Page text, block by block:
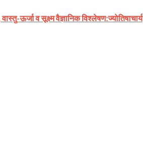
ऊर्जा व सूक्ष्म वैज्ञानिक विश्लेषण:ज्योतिषाचार्य